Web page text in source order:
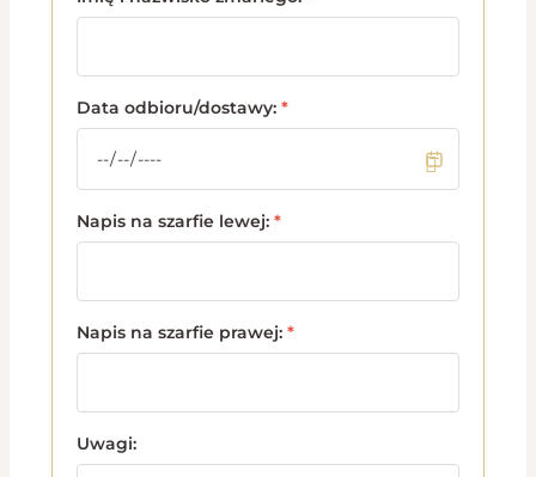
Data odbioru/dostawy: *
Napis na szarfie lewej: *
Napis na szarfie prawej: *
Uwagi: